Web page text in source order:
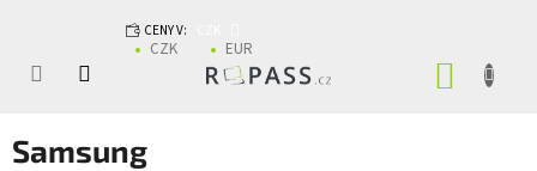
CENY V:
CZK EUR
Samsung